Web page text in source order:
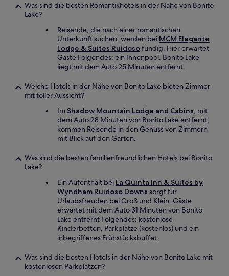
Was sind die besten Romantikhotels in der Nähe von Bonito
Lake?
Reisende, die nach einer romantischen
Unterkunft suchen, werden bei MCM Elegante
Lodge & Suites Ruidosofündig. Hier erwartet
Gäste Folgendes: ein Innenpool. Bonito Lake
liegt mit dem Auto 25 Minuten entfernt.
Welche Hotels in der Nähe von Bonito Lake bieten Zimmer
mit toller Aussicht?
Im Shadow Mountain Lodge and Cabins, mit
dem Auto 28 Minuten von Bonito Lake entfernt,
kommen Reisende in den Genuss von Zimmern
mit Blick auf den Garten.
Was sind die besten familienfreundlichen Hotels bei Bonito
Lake?
Ein Aufenthalt bei La Quinta Inn & Suites by
Wyndham Ruidoso Downs sorgt für
Urlaubsfreuden bei Groß und Klein. Gäste
erwartet mit dem Auto 31 Minuten von Bonito
Lake entfernt Folgendes: kostenlose
Kinderbetten, Parkplätze (kostenlos) und ein
inbegriffenes Frühstücksbuffet.
Was sind die besten Hotels in der Nähe von Bonito Lake mit
kostenlosen Parkplätzen?